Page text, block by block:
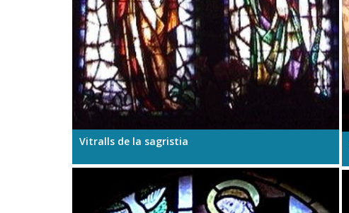
Vitralls de la sagristia